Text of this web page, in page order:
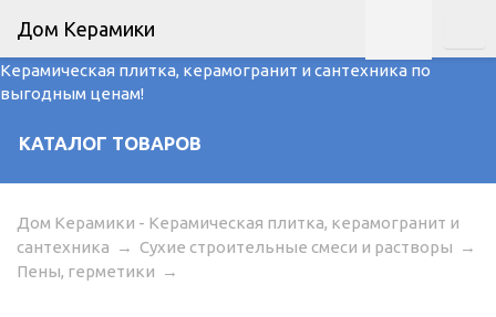
Керамическая плитка, керамогранит и сантехника по
выгодным ценам!
КАТАЛОГ ТОВАРОВ
Дом Керамики
Дом Керамики - Керамическая плитка, керамогранит и
сантехника → Сухие строительные смеси и растворы →
Пены, герметики →